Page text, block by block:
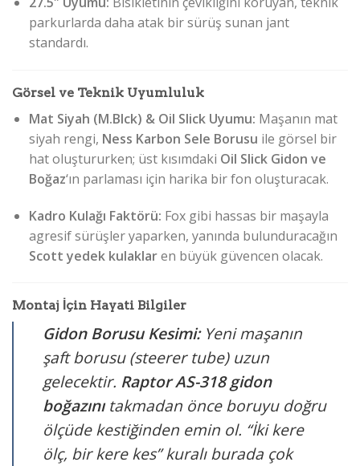
parkurlarda daha atak bir sürüş sunan jant
standardı.
Görsel ve Teknik Uyumluluk
Mat Siyah (M.Blck) & Oil Slick Uyumu: Maşanın mat
siyah rengi, Ness Karbon Sele Borusu ile görsel bir
hat oluştururken; üst kısımdaki Oil Slick Gidon ve
Boğaz‘ın parlaması için harika bir fon oluşturacak.
Kadro Kulağı Faktörü: Fox gibi hassas bir maşayla
agresif sürüşler yaparken, yanında bulunduracağın
Scott yedek kulaklaren büyük güvencen olacak.
Montaj İçin Hayati Bilgiler
Gidon Borusu Kesimi:Yeni maşanın
şaft borusu (steerer tube) uzun
gelecektir. Raptor AS-318 gidon
boğazınıtakmadan önce boruyu doğru
ölçüde kestiğinden emin ol. “İki kere
ölç, bir kere kes” kuralı burada çok